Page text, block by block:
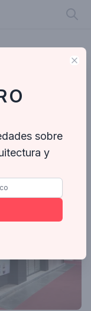
de
sobre
y